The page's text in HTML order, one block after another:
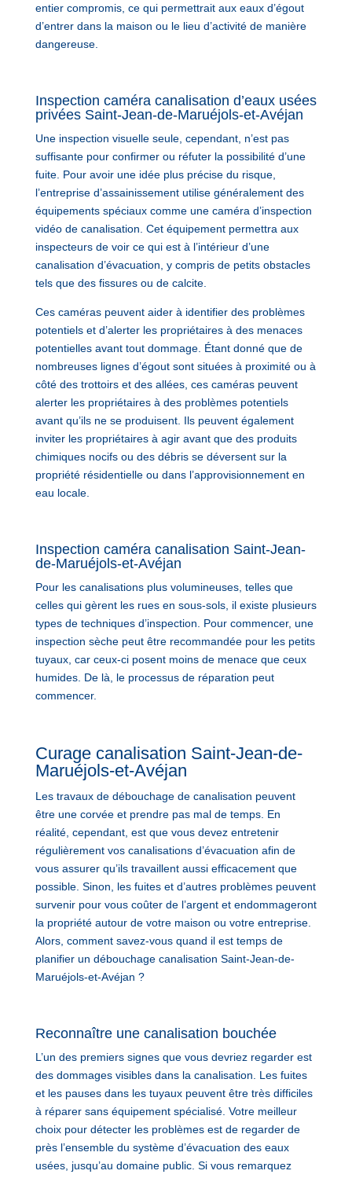
entier compromis, ce qui permettrait aux eaux d’égout
d’entrer dans la maison ou le lieu d’activité de manière
dangereuse.
Inspection caméra canalisation d’eaux usées
privées Saint-Jean-de-Maruéjols-et-Avéjan
Une inspection visuelle seule, cependant, n’est pas
suffisante pour confirmer ou réfuter la possibilité d’une
fuite. Pour avoir une idée plus précise du risque,
l’entreprise d’assainissement utilise généralement des
équipements spéciaux comme une caméra d’inspection
vidéo de canalisation. Cet équipement permettra aux
inspecteurs de voir ce qui est à l’intérieur d’une
canalisation d’évacuation, y compris de petits obstacles
tels que des fissures ou de calcite.
Ces caméras peuvent aider à identifier des problèmes
potentiels et d’alerter les propriétaires à des menaces
potentielles avant tout dommage. Étant donné que de
nombreuses lignes d’égout sont situées à proximité ou à
côté des trottoirs et des allées, ces caméras peuvent
alerter les propriétaires à des problèmes potentiels
avant qu’ils ne se produisent. Ils peuvent également
inviter les propriétaires à agir avant que des produits
chimiques nocifs ou des débris se déversent sur la
propriété résidentielle ou dans l’approvisionnement en
eau locale.
Inspection caméra canalisation Saint-Jean-
de-Maruéjols-et-Avéjan
Pour les canalisations plus volumineuses, telles que
celles qui gèrent les rues en sous-sols, il existe plusieurs
types de techniques d’inspection. Pour commencer, une
inspection sèche peut être recommandée pour les petits
tuyaux, car ceux-ci posent moins de menace que ceux
humides. De là, le processus de réparation peut
commencer.
Curage canalisation Saint-Jean-de-
Maruéjols-et-Avéjan
Les travaux de débouchage de canalisation peuvent
être une corvée et prendre pas mal de temps. En
réalité, cependant, est que vous devez entretenir
régulièrement vos canalisations d’évacuation afin de
vous assurer qu’ils travaillent aussi efficacement que
possible. Sinon, les fuites et d’autres problèmes peuvent
survenir pour vous coûter de l’argent et endommageront
la propriété autour de votre maison ou votre entreprise.
Alors, comment savez-vous quand il est temps de
planifier un débouchage canalisation Saint-Jean-de-
Maruéjols-et-Avéjan ?
Reconnaître une canalisation bouchée
L’un des premiers signes que vous devriez regarder est
des dommages visibles dans la canalisation. Les fuites
et les pauses dans les tuyaux peuvent être très difficiles
à réparer sans équipement spécialisé. Votre meilleur
choix pour détecter les problèmes est de regarder de
près l’ensemble du système d’évacuation des eaux
usées, jusqu’au domaine public. Si vous remarquez